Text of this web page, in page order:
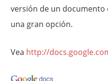
versión de un documento
una gran opción.
Vea http://